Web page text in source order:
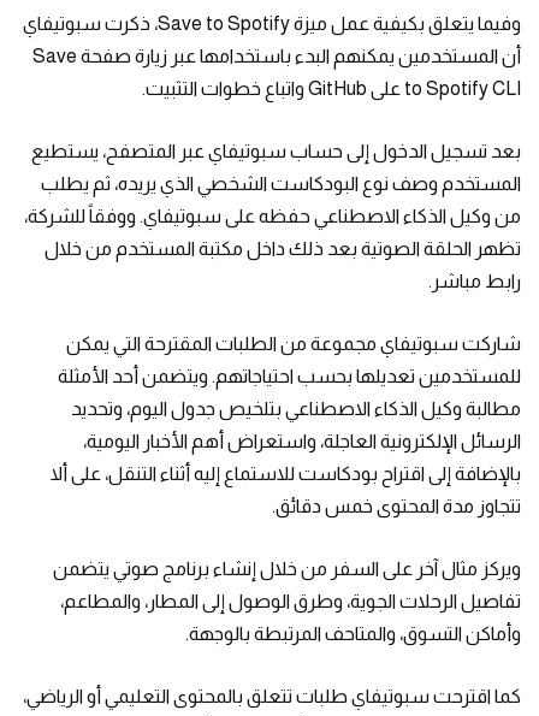
وفيما يتعلق بكيفية عمل ميزة Save to Spotify، ذكرت سبوتيفاي
أن المستخدمين يمكنهم البدء باستخدامها عبر زيارة صفحة Save
to Spotify CLI على GitHub واتباع خطوات التثبيت.
بعد تسجيل الدخول إلى حساب سبوتيفاي عبر المتصفح، يستطيع
المستخدم وصف نوع البودكاست الشخصي الذي يريده، ثم يطلب
من وكيل الذكاء الاصطناعي حفظه على سبوتيفاي. ووفقاً للشركة،
تظهر الحلقة الصوتية بعد ذلك داخل مكتبة المستخدم من خلال
رابط مباشر.
شاركت سبوتيفاي مجموعة من الطلبات المقترحة التي يمكن
للمستخدمين تعديلها بحسب احتياجاتهم. ويتضمن أحد الأمثلة
مطالبة وكيل الذكاء الاصطناعي بتلخيص جدول اليوم، وتحديد
الرسائل الإلكترونية العاجلة، واستعراض أهم الأخبار اليومية،
بالإضافة إلى اقتراح بودكاست للاستماع إليه أثناء التنقل، على ألا
تتجاوز مدة المحتوى خمس دقائق.
ويركز مثال آخر على السفر من خلال إنشاء برنامج صوتي يتضمن
تفاصيل الرحلات الجوية، وطرق الوصول إلى المطار، والمطاعم،
وأماكن التسوق، والمتاحف المرتبطة بالوجهة.
كما اقترحت سبوتيفاي طلبات تتعلق بالمحتوى التعليمي أو الرياضي،